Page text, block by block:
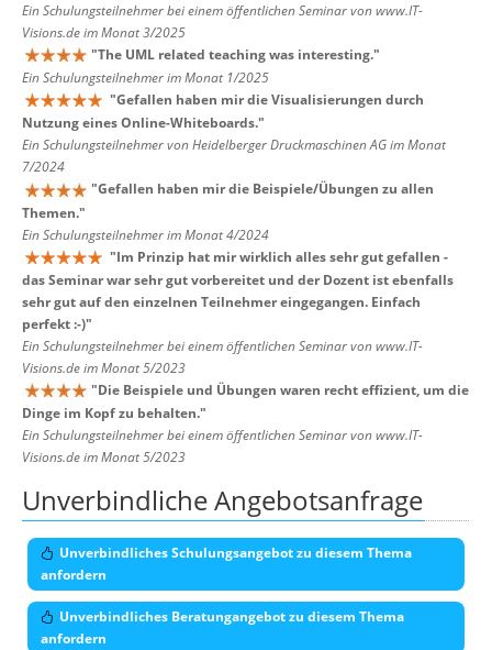
Ein Schulungsteilnehmer bei einem öffentlichen Seminar von www.IT-
Visions.de im Monat 3/2025
"The UML related teaching was interesting."
Ein Schulungsteilnehmer im Monat 1/2025
"Gefallen haben mir die Visualisierungen durch
Nutzung eines Online-Whiteboards."
Ein Schulungsteilnehmer von Heidelberger Druckmaschinen AG im Monat
7/2024
"Gefallen haben mir die Beispiele/Übungen zu allen
Themen."
Ein Schulungsteilnehmer im Monat 4/2024
"Im Prinzip hat mir wirklich alles sehr gut gefallen -
das Seminar war sehr gut vorbereitet und der Dozent ist ebenfalls
sehr gut auf den einzelnen Teilnehmer eingegangen. Einfach
perfekt :-)"
Ein Schulungsteilnehmer bei einem öffentlichen Seminar von www.IT-
Visions.de im Monat 5/2023
"Die Beispiele und Übungen waren recht effizient, um die
Dinge im Kopf zu behalten."
Ein Schulungsteilnehmer bei einem öffentlichen Seminar von www.IT-
Visions.de im Monat 5/2023
Unverbindliche Angebotsanfrage
Unverbindliches Schulungsangebot zu diesem Thema
anfordern
Unverbindliches Beratungangebot zu diesem Thema
anfordern